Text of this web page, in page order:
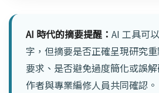
AI 時代的摘要提醒： AI 工具可
字，但摘要是否正確呈現研究
要求、是否避免過度簡化或誤
作者與專業編修人員共同確認。